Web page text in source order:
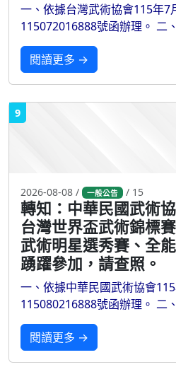
一、依據台灣武術協會115年7
115072016888號函辦理。 二
閱讀更多 →
9
2026-08-08 / 一般公告 / 15
轉知：中華民國武術
台灣世界盃武術錦標
武術明星選秀賽、全
踴躍參加，請查照。
一、依據中華民國武術協會
115080216888號函辦理。 二
閱讀更多 →